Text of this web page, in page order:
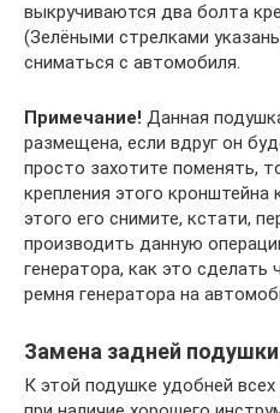
выкручиваются два болта
(Зелёными стрелками
сниматься с автомобиля.
Примечание! Данная
размещена, если вдруг он
просто захотите поменять,
крепления этого кронштейна
этого его снимите, кстати,
производить данную
генератора, как это сделать
ремня генератора на
Замена задней
К этой подушке удобней